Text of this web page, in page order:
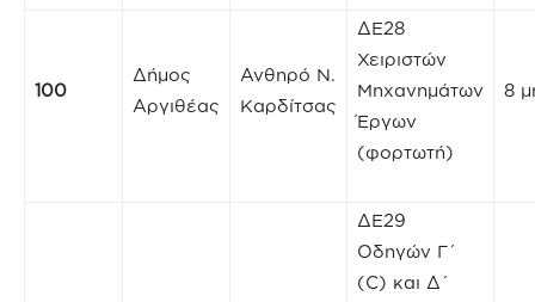
100
Δήμος
Αργιθέας
Ανθηρό Ν.
Καρδίτσας
ΔΕ28
Χειριστών
Μηχανημάτων
Έργων
(φορτωτή)
8
ΔΕ29
Οδηγών Γ΄
(C) και Δ΄